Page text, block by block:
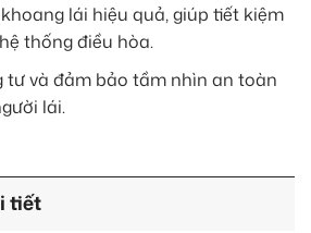
lái hiệu quả, giúp tiết kiệm
thống điều hòa.
tư và đảm bảo tầm nhìn an toàn
lái.
tiết